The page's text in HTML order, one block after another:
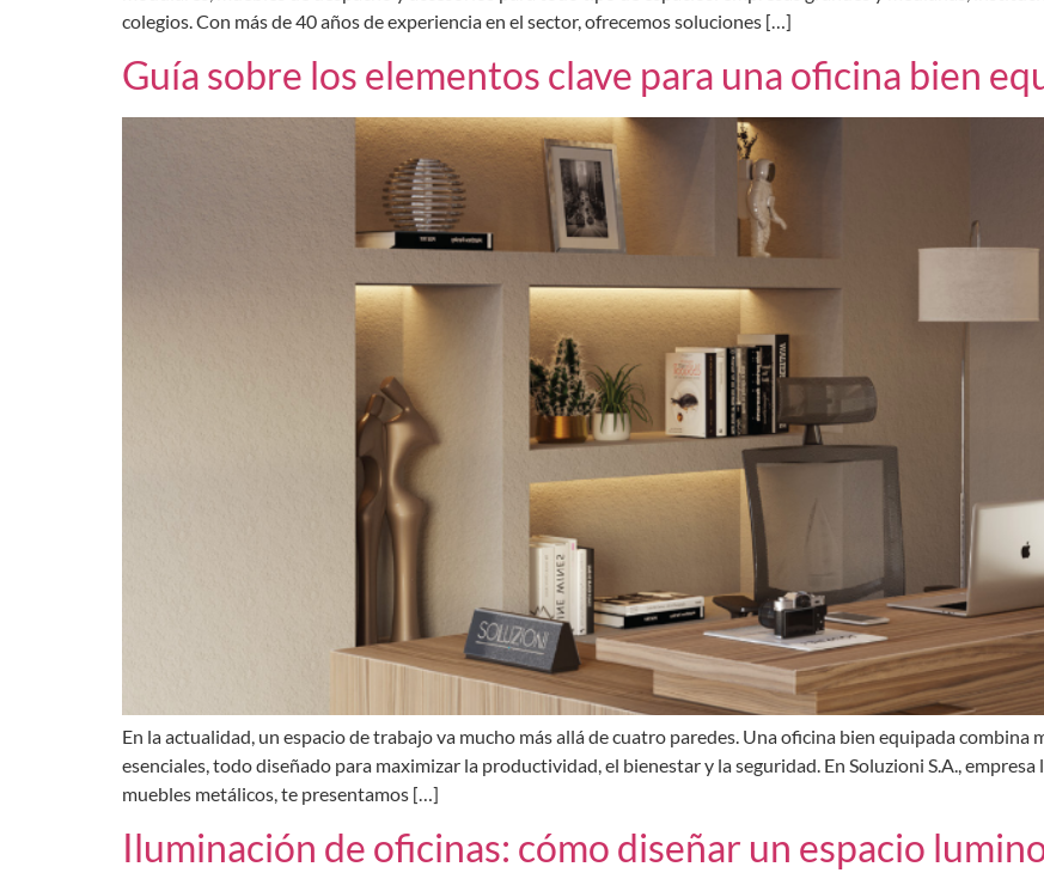
colegios. Con más de 40 años de experiencia en el sector, ofrecemos soluciones […]
Guía sobre los elementos clave para una oficina bien
En la actualidad, un espacio de trabajo va mucho más allá de cuatro paredes. Una oficina bien equipada
esenciales, todo diseñado para maximizar la productividad, el bienestar y la seguridad. En Soluzioni S.A.,
muebles metálicos, te presentamos […]
Iluminación de oficinas: cómo diseñar un espacio